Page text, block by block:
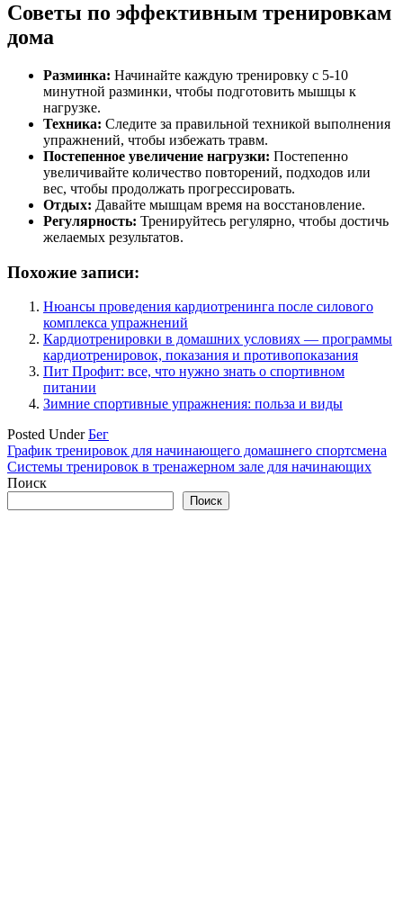
Советы по эффективным тренировкам
дома
Разминка: Начинайте каждую тренировку с 5-10
минутной разминки, чтобы подготовить мышцы к
нагрузке.
Техника: Следите за правильной техникой выполнения
упражнений, чтобы избежать травм.
Постепенное увеличение нагрузки: Постепенно
увеличивайте количество повторений, подходов или
вес, чтобы продолжать прогрессировать.
Отдых: Давайте мышцам время на восстановление.
Регулярность: Тренируйтесь регулярно, чтобы достичь
желаемых результатов.
Похожие записи:
Нюансы проведения кардиотренинга после силового
комплекса упражнений
Кардиотренировки в домашних условиях — программы
кардиотренировок, показания и противопоказания
Пит Профит: все, что нужно знать о спортивном
питании
Зимние спортивные упражнения: польза и виды
Posted UnderБег
Навигация
по
График тренировок для начинающего домашнего спортсмена
Системы тренировок в тренажерном зале для начинающих
Поиск
Поиск